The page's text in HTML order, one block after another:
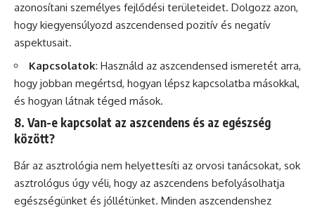
azonosítani személyes fejlődési területeidet. Dolgozz azon,
hogy kiegyensúlyozd aszcendensed pozitív és negatív
aspektusait.
Kapcsolatok: Használd az aszcendensed ismeretét arra,
hogy jobban megértsd, hogyan lépsz kapcsolatba másokkal,
és hogyan látnak téged mások.
8. Van-e kapcsolat az aszcendens és az egészség
között?
Bár az asztrológia nem helyettesíti az orvosi tanácsokat, sok
asztrológus úgy véli, hogy az aszcendens befolyásolhatja
egészségünket és jóllétünket. Minden aszcendenshez